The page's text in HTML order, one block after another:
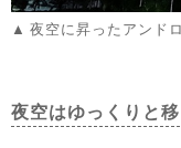
夜空に昇ったアンド
夜空はゆっくりと